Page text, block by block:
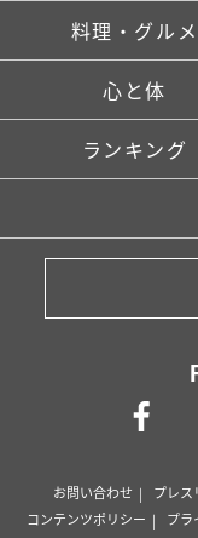
料理・グルメ
心と体
ランキング
お問い合わせ プレス
コンテンツポリシー
プラ